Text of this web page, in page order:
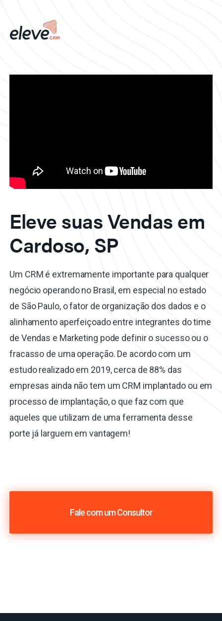
Eleve suas Vendas em
Cardoso, SP
Um CRM é extremamente importante para qualquer
negócio operando no Brasil, em especial no estado
de São Paulo, o fator de organização dos dados e o
alinhamento aperfeiçoado entre integrantes do time
de Vendas e Marketing pode definir o sucesso ou o
fracasso de uma operação. De acordo com um
estudo realizado em 2019, cerca de 88% das
empresas ainda não tem um CRM implantado ou em
processo de implantação, o que faz com que
aqueles que utilizam de uma ferramenta desse
porte já larguem em vantagem!
Fale com um Consultor